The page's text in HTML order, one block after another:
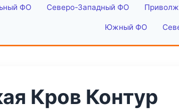
ФО Северо-Западный ФО
Южный ФО
Кров Контур